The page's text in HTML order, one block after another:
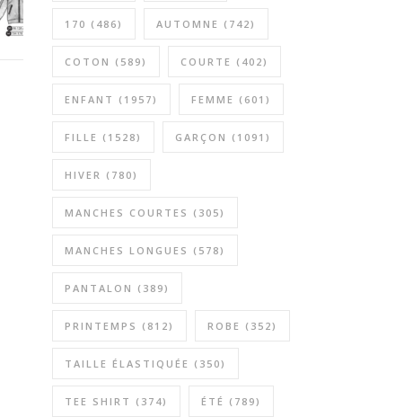
170 (486) AUTOMNE (742)
COTON (589) COURTE (402)
ENFANT (1957) FEMME (601)
FILLE (1528) GARÇON (1091)
HIVER (780)
MANCHES COURTES (305)
MANCHES LONGUES (578)
PANTALON (389)
PRINTEMPS (812) ROBE (352)
TAILLE ÉLASTIQUÉE (350)
TEE SHIRT (374) ÉTÉ (789)